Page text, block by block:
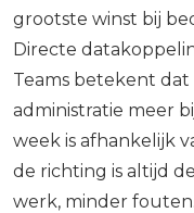
grootste winst bij
Directe
Teams betekent
administratie meer
week is afhankelijk
de richting is altijd
werk, minder fouten.